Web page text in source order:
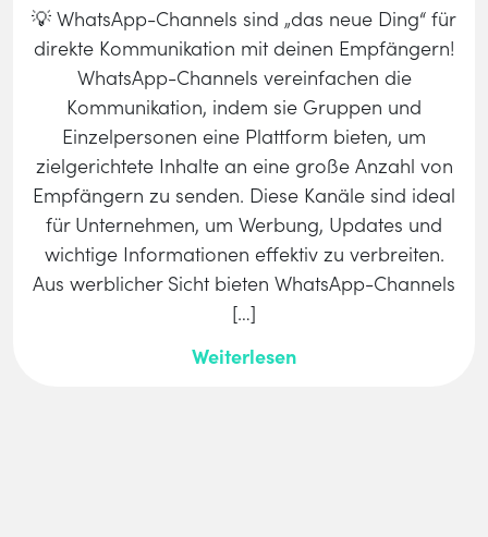
💡 WhatsApp-Channels sind „das neue Ding“ für
direkte Kommunikation mit deinen Empfängern!
WhatsApp-Channels vereinfachen die
Kommunikation, indem sie Gruppen und
Einzelpersonen eine Plattform bieten, um
zielgerichtete Inhalte an eine große Anzahl von
Empfängern zu senden. Diese Kanäle sind ideal
für Unternehmen, um Werbung, Updates und
wichtige Informationen effektiv zu verbreiten.
Aus werblicher Sicht bieten WhatsApp-Channels
[…]
Weiterlesen